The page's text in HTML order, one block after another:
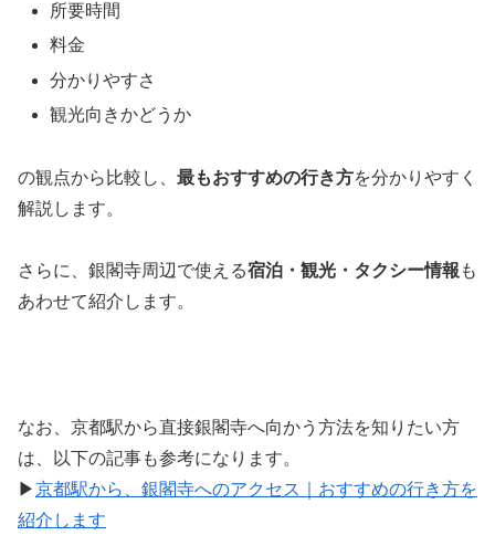
所要時間
料金
分かりやすさ
観光向きかどうか
の観点から比較し、 最もおすすめの行き方を分かりやすく
解説します。
さらに、銀閣寺周辺で使える宿泊・観光・タクシー情報 も
あわせて紹介します。
なお、京都駅から直接銀閣寺へ向かう方法を知りたい方
は、以下の記事も参考になります。
▶京都駅から、銀閣寺へのアクセス｜おすすめの行き方を
紹介します